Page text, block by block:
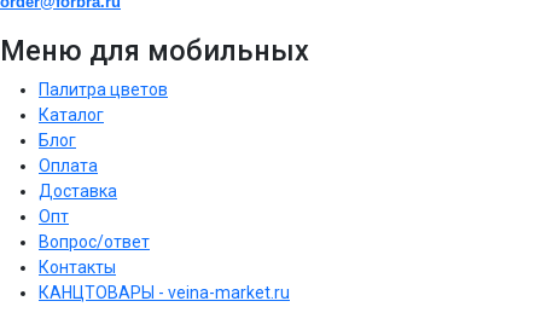
Меню для мобильных
Палитра цветов
Каталог
Блог
Оплата
Доставка
Опт
Вопрос/ответ
Контакты
КАНЦТОВАРЫ - veina-market.ru